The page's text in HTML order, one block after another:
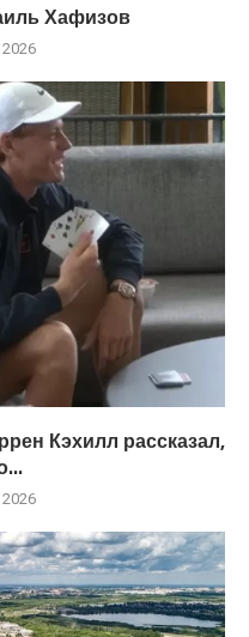
Хафизов
2026
Кэхилл рассказал,
2026